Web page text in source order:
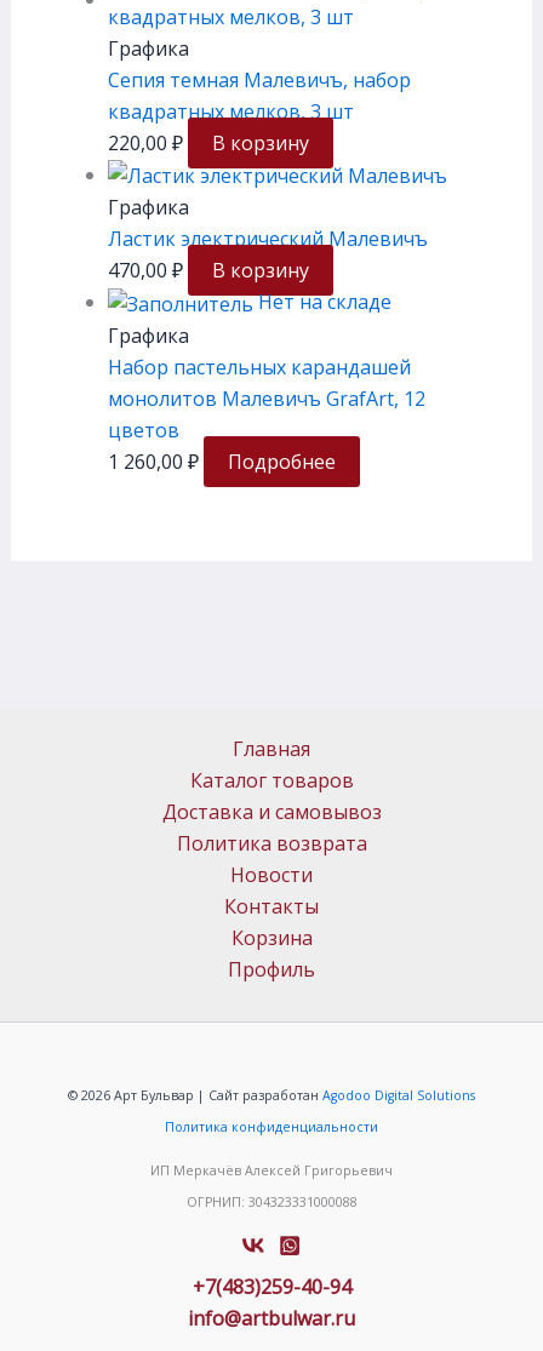
Графика
Сепия темная Малевичъ, набор
квадратных мелков, 3 шт
220,00 ₽ В корзину
Графика
Ластик электрический Малевичъ
470,00 ₽
В корзину
Нет на складе
Графика
Набор пастельных карандашей
монолитов Малевичъ GrafArt, 12
цветов
1 260,00 ₽ Подробнее
Главная
Каталог товаров
Доставка и самовывоз
Политика возврата
Новости
Контакты
Корзина
Профиль
© 2026 Арт Бульвар | Сайт разработан Agodoo Digital Solutions
Политика конфиденциальности
ИП Меркачёв Алексей Григорьевич
ОГРНИП: 304323331000088
+7(483)259-40-94
info@artbulwar.ru